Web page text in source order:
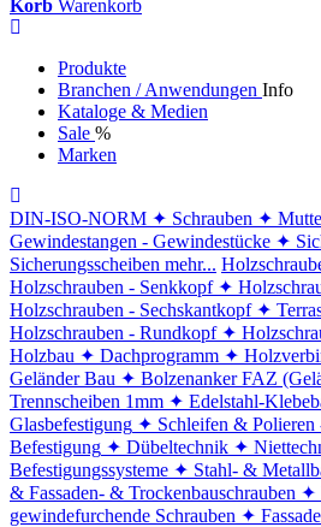
Korb Warenkorb
Produkte
Branchen / Anwendungen Info
Kataloge & Medien
Sale %
Marken
DIN-ISO-NORM ✦ Schrauben ✦
Gewindestangen - Gewindestücke ✦
Sicherungsscheiben mehr...
Holzschrauben - Senkkopf ✦
Holzschrauben - Sechskantkopf ✦
Holzschrauben - Rundkopf ✦
Holzbau ✦ Dachprogramm ✦
Geländer Bau ✦ Bolzenanker FAZ
Trennscheiben 1mm ✦ Edelstahl-
Glasbefestigung ✦ Schleifen & Polieren
Befestigung ✦ Dübeltechnik ✦
Befestigungssysteme ✦ Stahl- &
& Fassaden- & Trockenbauschrauben ✦
gewindefurchende Schrauben ✦